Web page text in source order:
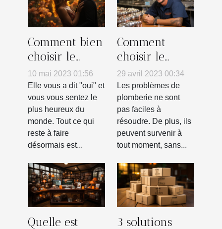
Comment bien
choisir le
photographe
de son
mariage ?
10 mai 2023 01:56
Elle vous a dit "oui" et
vous vous sentez le
plus heureux du
monde. Tout ce qui
reste à faire
désormais est...
Comment
choisir le
meilleur
plombier à
proximité pour
vos besoins en
plomberie ?
29 avril 2023 00:34
Les problèmes de
plomberie ne sont
pas faciles à
résoudre. De plus, ils
peuvent survenir à
tout moment, sans...
Quelle est
3 solutions